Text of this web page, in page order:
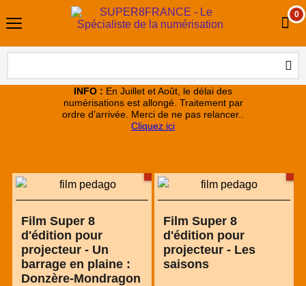
0
INFO : En Juillet et Août, le délai des
numérisations est allongé. Traitement par
ordre d’arrivée. Merci de ne pas relancer..
Cliquez ici
Film Super 8
d'édition pour
projecteur - Un
barrage en plaine :
Donzère-Mondragon
Film Super 8
d'édition pour
projecteur - Les
saisons